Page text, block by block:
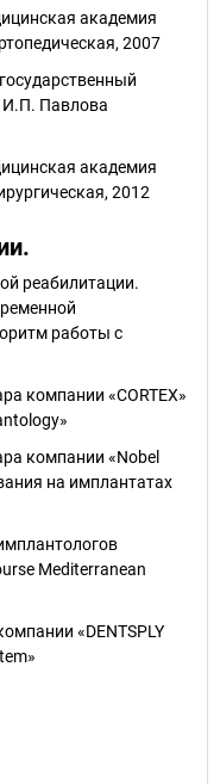
академия
2007
И.П. Павлова
академия
2012
реабилитации.
работы с
компании «CORTEX»
компании «Nobel
на имплантатах
Mediterranean
«DENTSPLY